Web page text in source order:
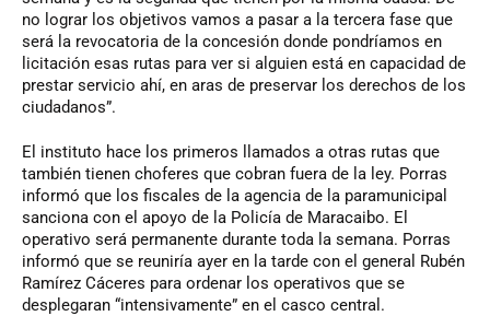
no lograr los objetivos vamos a pasar a la tercera fase que
será la revocatoria de la concesión donde pondríamos en
licitación esas rutas para ver si alguien está en capacidad de
prestar servicio ahí, en aras de preservar los derechos de los
ciudadanos”.
El instituto hace los primeros llamados a otras rutas que
también tienen choferes que cobran fuera de la ley. Porras
informó que los fiscales de la agencia de la paramunicipal
sanciona con el apoyo de la Policía de Maracaibo. El
operativo será permanente durante toda la semana. Porras
informó que se reuniría ayer en la tarde con el general Rubén
Ramírez Cáceres para ordenar los operativos que se
desplegaran “intensivamente” en el casco central.